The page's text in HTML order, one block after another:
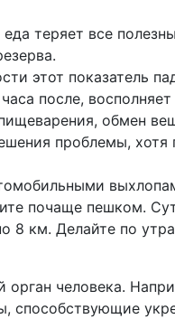
теряет все
этот показатель
после,
обмен
проблемы,
почаще пешком.
км. Делайте по
человека.